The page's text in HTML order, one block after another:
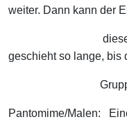
weiter. Dann kann der
diese betreten
geschieht so lange, bis
Gruppe das
Pantomime/Malen: